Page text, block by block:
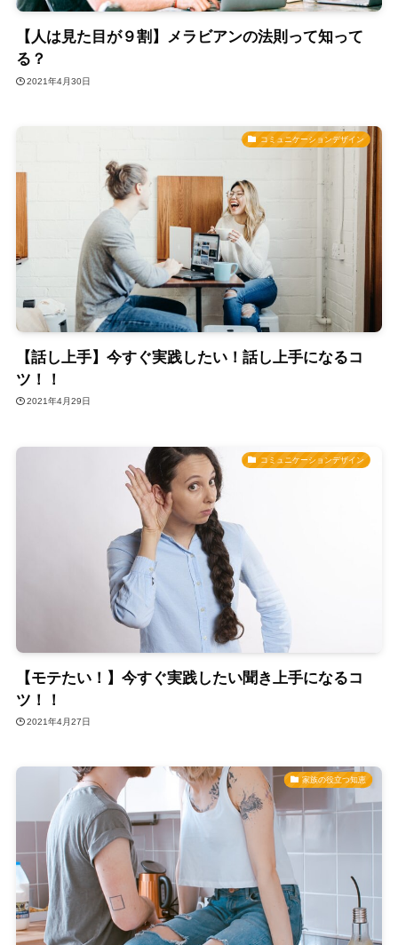
【人は見た目が９割】メラビアンの法則って知って
る？
2021年4月30日
コミュニケーションデザイン
【話し上手】今すぐ実践したい！話し上手になるコ
ツ！！
2021年4月29日
コミュニケーションデザイン
【モテたい！】今すぐ実践したい聞き上手になるコ
ツ！！
2021年4月27日
家族の役立つ知恵